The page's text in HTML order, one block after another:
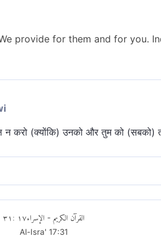
provide for them and for you.
करो (क्योंकि) उनको और तुम को (सबको)
القرآن الكريم - الإسراء١٧ :٣١
Al-Isra' 17:31